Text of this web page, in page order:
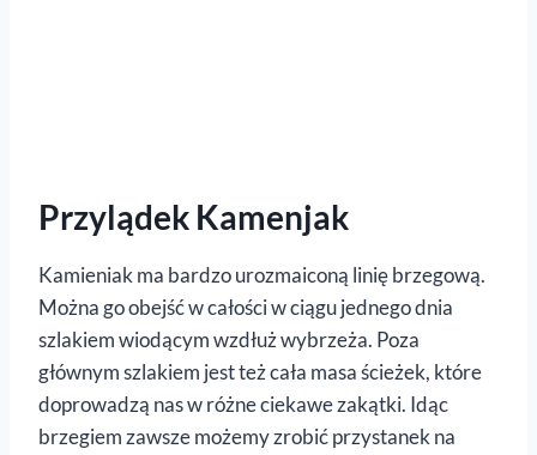
Przylądek Kamenjak
Kamieniak ma bardzo urozmaiconą linię brzegową.
Można go obejść w całości w ciągu jednego dnia
szlakiem wiodącym wzdłuż wybrzeża. Poza
głównym szlakiem jest też cała masa ścieżek, które
doprowadzą nas w różne ciekawe zakątki. Idąc
brzegiem zawsze możemy zrobić przystanek na